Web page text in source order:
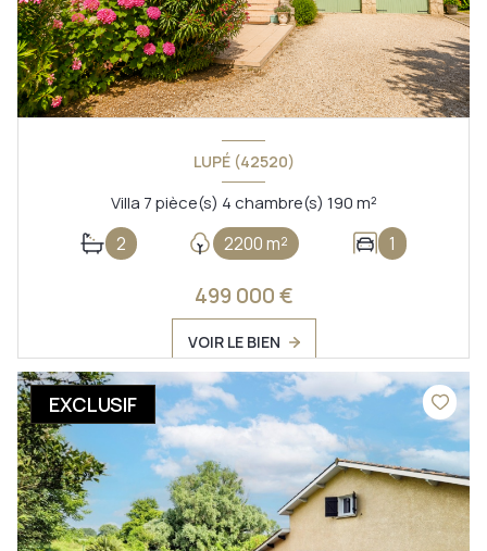
LUPÉ (42520)
Villa 7 pièce(s) 4 chambre(s) 190 m²
2 2200 m² 1
499 000 €
VOIR LE BIEN
EXCLUSIF